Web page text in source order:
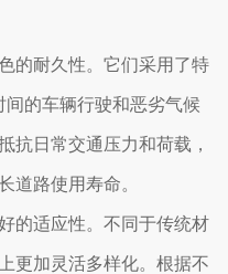
的耐久性。它们采用了特
的车辆行驶和恶劣气候
抗日常交通压力和荷载，
道路使用寿命。
的适应性。不同于传统材
更加灵活多样化。根据不